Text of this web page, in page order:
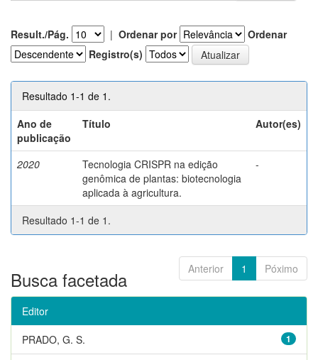
Result./Pág. | Ordenar por
Ordenar
Registro(s)
Resultado 1-1 de 1.
Ano de
publicação
Título Autor(es)
2020
Tecnologia CRISPR na edição
genômica de plantas: biotecnologia
aplicada à agricultura.
-
Resultado 1-1 de 1.
Anterior 1 Póximo
Busca facetada
Editor
1
PRADO, G. S.